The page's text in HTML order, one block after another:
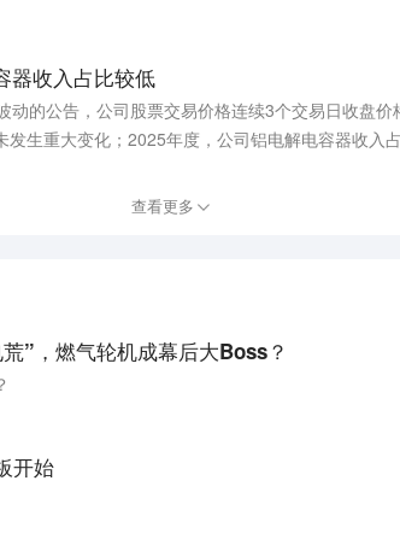
器收入占比较低
动的公告，公司股票交易价格连续3个交易日收盘
生重大变化；2025年度，公司铝电解电容器收入
阶段公司主营业务未发生重大变化，超级电容器收
查看更多
”，燃气轮机成幕后大Boss？
开始